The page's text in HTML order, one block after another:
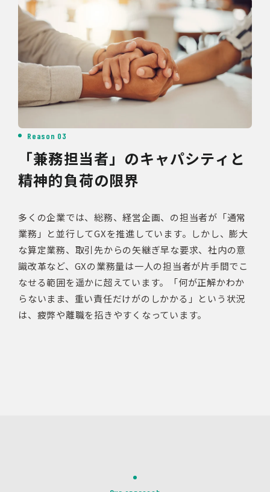
Reason 03
「兼務担当者」のキャパシティと
精神的負荷の限界
多くの企業では、総務、経営企画、の担当者が「通常
業務」と並行してGXを推進しています。しかし、膨大
な算定業務、取引先からの矢継ぎ早な要求、社内の意
識改革など、GXの業務量は一人の担当者が片手間でこ
なせる範囲を遥かに超えています。「何が正解かわか
らないまま、重い責任だけがのしかかる」という状況
は、疲弊や離職を招きやすくなっています。